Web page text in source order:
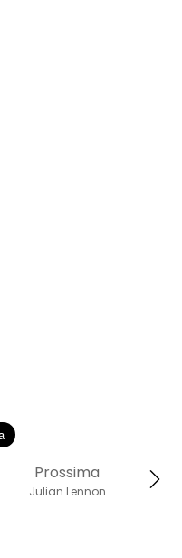
Prossima
Julian Lennon